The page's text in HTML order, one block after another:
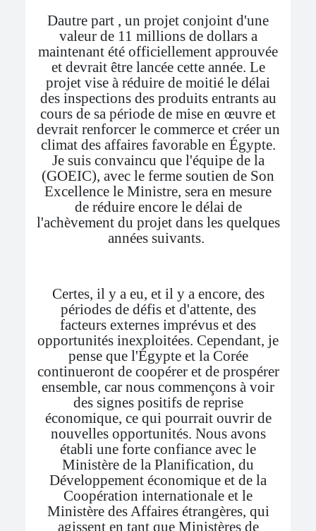
Dautre part , un projet conjoint d'une
valeur de 11 millions de dollars a
maintenant été officiellement approuvée
et devrait être lancée cette année. Le
projet vise à réduire de moitié le délai
des inspections des produits entrants au
cours de sa période de mise en œuvre et
devrait renforcer le commerce et créer un
climat des affaires favorable en Égypte.
Je suis convaincu que l'équipe de la
(GOEIC), avec le ferme soutien de Son
Excellence le Ministre, sera en mesure
de réduire encore le délai de
l'achèvement du projet dans les quelques
années suivants.
Certes, il y a eu, et il y a encore, des
périodes de défis et d'attente, des
facteurs externes imprévus et des
opportunités inexploitées. Cependant, je
pense que l'Égypte et la Corée
continueront de coopérer et de prospérer
ensemble, car nous commençons à voir
des signes positifs de reprise
économique, ce qui pourrait ouvrir de
nouvelles opportunités. Nous avons
établi une forte confiance avec le
Ministère de la Planification, du
Développement économique et de la
Coopération internationale et le
Ministère des Affaires étrangères, qui
agissent en tant que Ministères de